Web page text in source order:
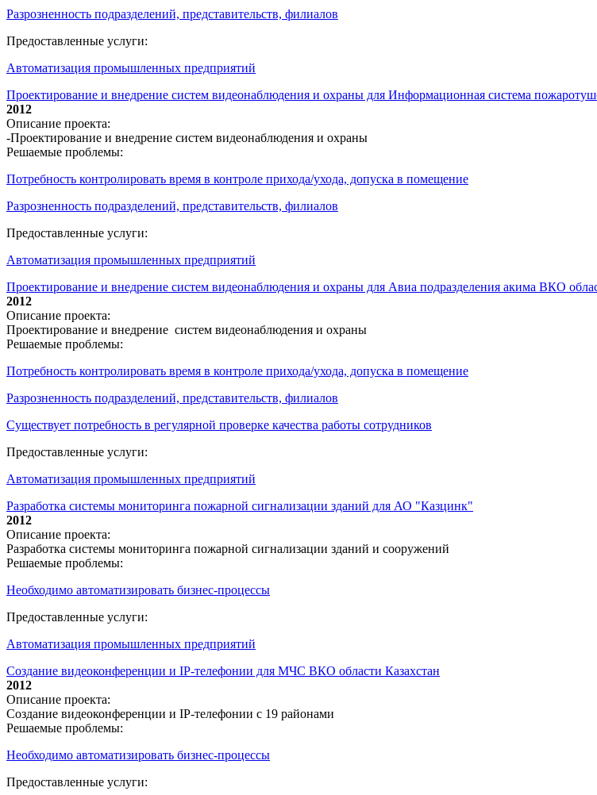
Разрозненность подразделений, представительств, филиалов
Предоставленные услуги:
Автоматизация промышленных предприятий
Проектирование и внедрение систем видеонаблюдения и охраны для Информационная система
2012
Описание проекта:
-Проектирование и внедрение систем видеонаблюдения и охраны
Решаемые проблемы:
Потребность контролировать время в контроле прихода/ухода, допуска в помещение
Разрозненность подразделений, представительств, филиалов
Предоставленные услуги:
Автоматизация промышленных предприятий
Проектирование и внедрение систем видеонаблюдения и охраны для Авиа подразделения акима ВКО
2012
Описание проекта:
Проектирование и внедрение систем видеонаблюдения и охраны
Решаемые проблемы:
Потребность контролировать время в контроле прихода/ухода, допуска в помещение
Разрозненность подразделений, представительств, филиалов
Существует потребность в регулярной проверке качества работы сотрудников
Предоставленные услуги:
Автоматизация промышленных предприятий
Разработка системы мониторинга пожарной сигнализации зданий для АО "Казцинк"
2012
Описание проекта:
Разработка системы мониторинга пожарной сигнализации зданий и сооружений
Решаемые проблемы:
Необходимо автоматизировать бизнес-процессы
Предоставленные услуги:
Автоматизация промышленных предприятий
Создание видеоконференции и IP-телефонии для МЧС ВКО области Казахстан
2012
Описание проекта:
Создание видеоконференции и IP-телефонии с 19 районами
Решаемые проблемы:
Необходимо автоматизировать бизнес-процессы
Предоставленные услуги: